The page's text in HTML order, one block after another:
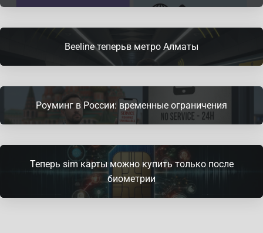
Beeline теперьв метро Алматы
Роуминг в России: временные ограничения
Теперь sim карты можно купить только после
биометрии